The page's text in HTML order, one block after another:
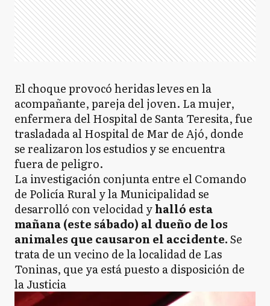
El choque provocó heridas leves en la
acompañante, pareja del joven. La mujer,
enfermera del Hospital de Santa Teresita, fue
trasladada al Hospital de Mar de Ajó, donde
se realizaron los estudios y se encuentra
fuera de peligro.
La investigación conjunta entre el Comando
de Policía Rural y la Municipalidad se
desarrolló con velocidad yhalló esta
mañana (este sábado) al dueño de los
animales que causaron el accidente.Se
trata de un vecino de la localidad de Las
Toninas, que ya está puesto a disposición de
la Justicia